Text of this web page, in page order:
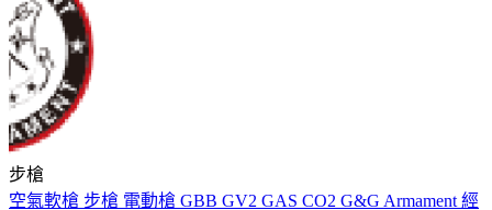
步槍
空氣軟槍 步槍 電動槍 GBB GV2 GAS CO2 G&G Armament 經